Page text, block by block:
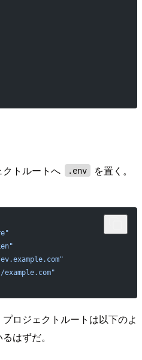
トルートへ .env を置く。
ロジェクトルートは以下のよ
はずだ。